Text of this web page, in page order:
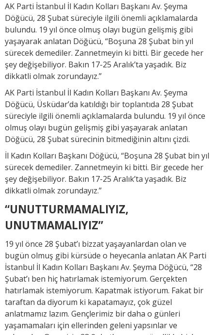
AK Parti İstanbul İl Kadın Kolları Başkanı Av. Şeyma
Döğücü, 28 Şubat süreciyle ilgili önemli açıklamalarda
bulundu. 19 yıl önce olmuş olayı bugün gelişmiş gibi
yaşayarak anlatan Döğücü, “Boşuna 28 Şubat bin yıl
sürecek demediler. Zannetmeyin ki bitti. Bir gecede her
şey değişebiliyor. Bakın 17-25 Aralık’ta yaşadık. Biz
dikkatli olmak zorundayız.”
AK Parti İstanbul İl Kadın Kolları Başkanı Av. Şeyma
Döğücü, Üsküdar’da katıldığı bir toplantıda 28 Şubat
süreciyle ilgili önemli açıklamalarda bulundu. 19 yıl önce
olmuş olayı bugün gelişmiş gibi yaşayarak anlatan
Döğücü, 28 Şubat sürecinin bitmediğinin altını çizdi.
İl Kadın Kolları Başkanı Döğücü, “Boşuna 28 Şubat bin yıl
sürecek demediler. Zannetmeyin ki bitti. Bir gecede her
şey değişebiliyor. Bakın 17-25 Aralık’ta yaşadık. Biz
dikkatli olmak zorundayız.”
“UNUTTURMAMALIYIZ,
UNUTMAMALIYIZ”
19 yıl önce 28 Şubat’ı bizzat yaşayanlardan olan ve
bugün olmuş gibi kürsüde o heyecanla anlatan AK Parti
İstanbul İl Kadın Kolları Başkanı Av. Şeyma Döğücü, “28
Şubat’ı ben hiç hatırlamak istemiyorum. Gerçekten
hatırlamak istemiyorum. Kapatmak istiyorum. Fakat bir
taraftan da diyorum ki kapatamayız, çok güzel
anlatmamız lazım. Gençlerimiz bir daha o günleri
yaşamamaları için ellerinden geleni yapsınlar ve